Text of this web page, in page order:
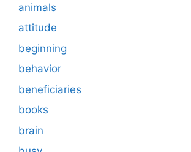
animals
attitude
beginning
behavior
beneficiaries
books
brain